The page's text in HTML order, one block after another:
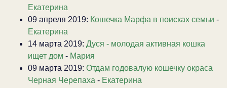
Екатерина
09 апреля 2019: Кошечка Марфа в поисках семьи -
Екатерина
14 марта 2019: Дуся - молодая активная кошка
ищет дом - Мария
09 марта 2019: Отдам годовалую кошечку окраса
Черная Черепаха - Екатерина